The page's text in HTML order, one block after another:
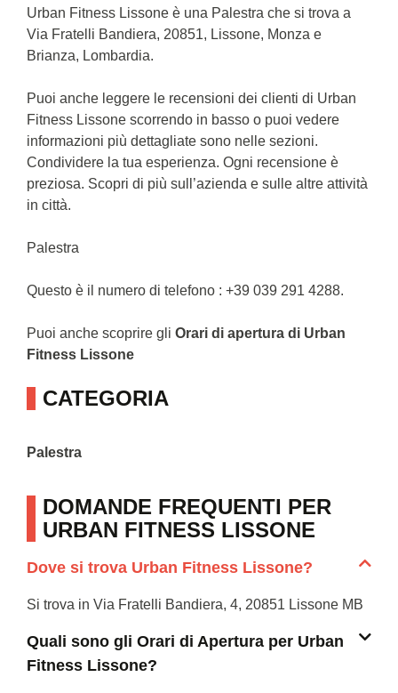
Urban Fitness Lissone è una Palestra che si trova a
Via Fratelli Bandiera, 20851, Lissone, Monza e
Brianza, Lombardia.
Puoi anche leggere le recensioni dei clienti di Urban
Fitness Lissone scorrendo in basso o puoi vedere
informazioni più dettagliate sono nelle sezioni.
Condividere la tua esperienza. Ogni recensione è
preziosa. Scopri di più sull’azienda e sulle altre attività
in città.
Palestra
Questo è il numero di telefono : +39 039 291 4288.
Puoi anche scoprire gli Orari di apertura di Urban
Fitness Lissone
CATEGORIA
Palestra
DOMANDE FREQUENTI PER
URBAN FITNESS LISSONE
Dove si trova Urban Fitness Lissone?
Si trova in Via Fratelli Bandiera, 4, 20851 Lissone MB
Quali sono gli Orari di Apertura per Urban
Fitness Lissone?